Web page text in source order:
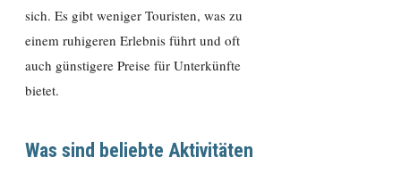
sich. Es gibt weniger Touristen, was zu
einem ruhigeren Erlebnis führt und oft
auch günstigere Preise für Unterkünfte
bietet.
Was sind beliebte Aktivitäten